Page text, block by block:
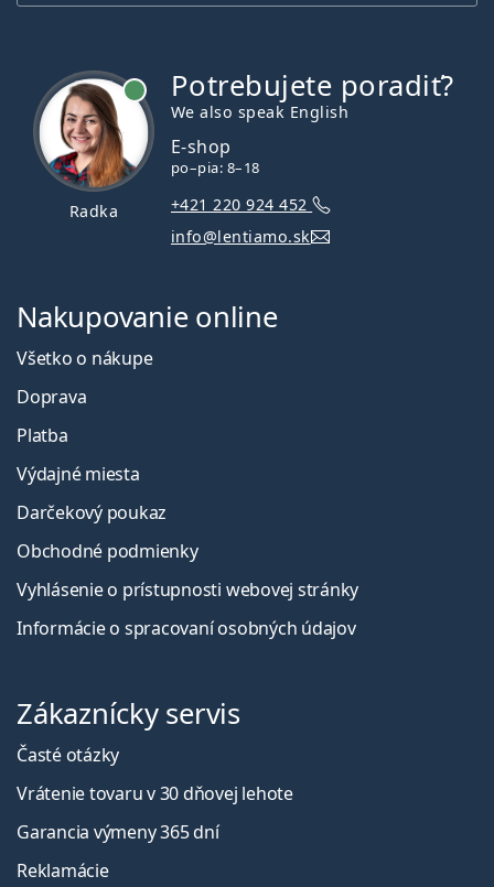
Radka
Potrebujete poradiť?
We also speak English
E-shop
po–pia: 8–18
+421 220 924 452
info@lentiamo.sk
Nakupovanie online
Všetko o nákupe
Doprava
Platba
Výdajné miesta
Darčekový poukaz
Obchodné podmienky
Vyhlásenie o prístupnosti webovej stránky
Informácie o spracovaní osobných údajov
Zákaznícky servis
Časté otázky
Vrátenie tovaru v 30 dňovej lehote
Garancia výmeny 365 dní
Reklamácie